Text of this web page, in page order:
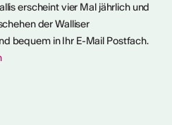
erscheint vier Mal jährlich und
der Walliser
bequem in Ihr E-Mail Postfach.